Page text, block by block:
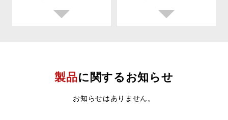
製品に関するお知らせ
お知らせはありません。